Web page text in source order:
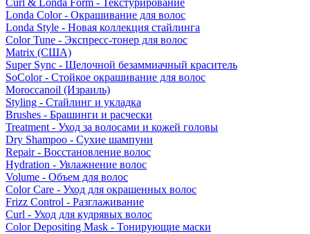
Curl & Londa Form - Текстурирование
Londa Color - Окрашивание для волос
Londa Style - Новая коллекция стайлинга
Color Tune - Экспресс-тонер для волос
Matrix (США)
Super Sync - Щелочной безаммиачный краситель
SoColor - Стойкое окрашивание для волос
Moroccanoil (Израиль)
Styling - Стайлинг и укладка
Brushes - Брашинги и расчески
Treatment - Уход за волосами и кожей головы
Dry Shampoo - Сухие шампуни
Repair - Восстановление волос
Hydration - Увлажнение волос
Volume - Объем для волос
Color Care - Уход для окрашенных волос
Frizz Control - Разглаживание
Curl - Уход для кудрявых волос
Color Depositing Mask - Тонирующие маски